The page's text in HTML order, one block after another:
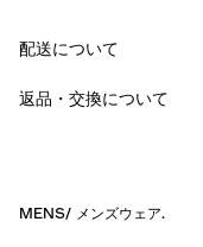
配送について
返品・交換について
MENS/ メンズウェア.